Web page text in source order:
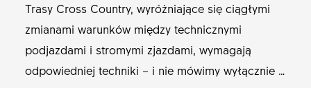
Trasy Cross Country, wyróżniające się ciągłymi
zmianami warunków między technicznymi
podjazdami i stromymi zjazdami, wymagają
odpowiedniej techniki – i nie mówimy wyłącznie o